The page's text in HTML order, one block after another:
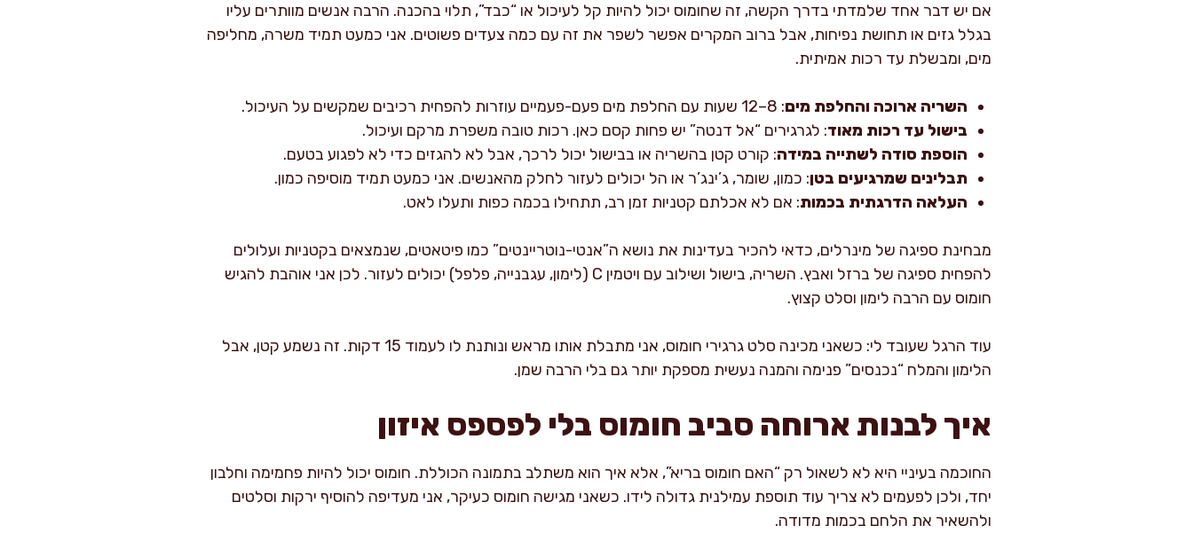
אם יש דבר אחד שלמדתי בדרך הקשה, זה שחומוס יכול להיות קל לעיכול או “כבד”, תלוי בהכנה. הרבה אנשים מוותרים עליו
בגלל גזים או תחושת נפיחות, אבל ברוב המקרים אפשר לשפר את זה עם כמה צעדים פשוטים. אני כמעט תמיד משרה, מחליפה
מים, ומבשלת עד רכות אמיתית.
השריה ארוכה והחלפת מים: 8–12 שעות עם החלפת מים פעם-פעמיים עוזרות להפחית רכיבים שמקשים על העיכול.
בישול עד רכות מאוד: לגרגירים “אל דנטה” יש פחות קסם כאן. רכות טובה משפרת מרקם ועיכול.
הוספת סודה לשתייה במידה: קורט קטן בהשריה או בבישול יכול לרכך, אבל לא להגזים כדי לא לפגוע בטעם.
תבלינים שמרגיעים בטן: כמון, שומר, ג’ינג’ר או הל יכולים לעזור לחלק מהאנשים. אני כמעט תמיד מוסיפה כמון.
העלאה הדרגתית בכמות: אם לא אכלתם קטניות זמן רב, תתחילו בכמה כפות ותעלו לאט.
מבחינת ספיגה של מינרלים, כדאי להכיר בעדינות את נושא ה”אנטי-נוטריינטים” כמו פיטאטים, שנמצאים בקטניות ועלולים
להפחית ספיגה של ברזל ואבץ. השריה, בישול ושילוב עם ויטמין C (לימון, עגבנייה, פלפל) יכולים לעזור. לכן אני אוהבת להגיש
חומוס עם הרבה לימון וסלט קצוץ.
עוד הרגל שעובד לי: כשאני מכינה סלט גרגירי חומוס, אני מתבלת אותו מראש ונותנת לו לעמוד 15 דקות. זה נשמע קטן, אבל
הלימון והמלח “נכנסים” פנימה והמנה נעשית מספקת יותר גם בלי הרבה שמן.
איך לבנות ארוחה סביב חומוס בלי לפספס איזון
החוכמה בעיניי היא לא לשאול רק “האם חומוס בריא”, אלא איך הוא משתלב בתמונה הכוללת. חומוס יכול להיות פחמימה וחלבון
יחד, ולכן לפעמים לא צריך עוד תוספת עמילנית גדולה לידו. כשאני מגישה חומוס כעיקר, אני מעדיפה להוסיף ירקות וסלטים
ולהשאיר את הלחם בכמות מדודה.